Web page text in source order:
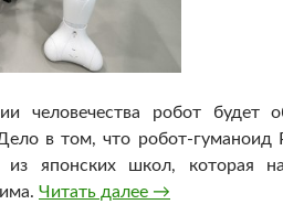
человечества робот будет
в том, что робот-гуманоид
японских школ, которая
Читать далее В Японии
→